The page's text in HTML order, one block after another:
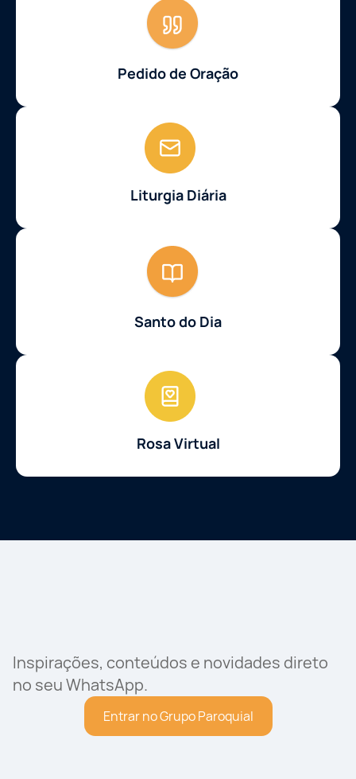
Pedido de Oração
Liturgia Diária
Santo do Dia
Rosa Virtual
Inspirações, conteúdos e novidades direto
no seu WhatsApp.
Entrar no Grupo Paroquial